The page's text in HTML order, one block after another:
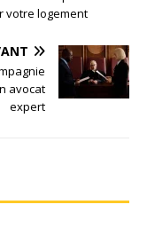
votre logement
avocat
expert